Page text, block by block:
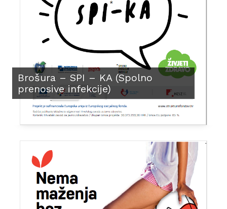
Brošura – SPI – KA (Spolno
prenosive infekcije)